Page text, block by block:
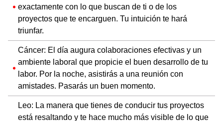
exactamente con lo que buscan de ti o de los
proyectos que te encarguen. Tu intuición te hará
triunfar.
Cáncer: El día augura colaboraciones efectivas y un
ambiente laboral que propicie el buen desarrollo de tu
labor. Por la noche, asistirás a una reunión con
amistades. Pasarás un buen momento.
Leo: La manera que tienes de conducir tus proyectos
está resaltando y te hace mucho más visible de lo que